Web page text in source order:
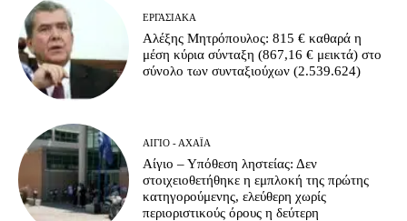
ΕΡΓΑΣΙΑΚΆ
Αλέξης Μητρόπουλος: 815 € καθαρά η
μέση κύρια σύνταξη (867,16 € μεικτά) στο
σύνολο των συνταξιούχων (2.539.624)
ΑΊΓΙΟ - ΑΧΑΪ́Α
Αίγιο – Υπόθεση ληστείας: Δεν
στοιχειοθετήθηκε η εμπλοκή της πρώτης
κατηγορούμενης, ελεύθερη χωρίς
περιοριστικούς όρους η δεύτερη